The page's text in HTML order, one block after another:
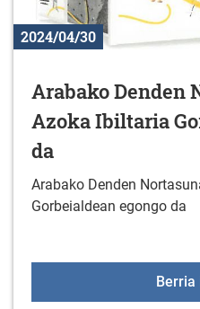
2024/04/30
Arabako Denden
Azoka Ibiltaria
da
Arabako Denden
Gorbeialdean egongo da